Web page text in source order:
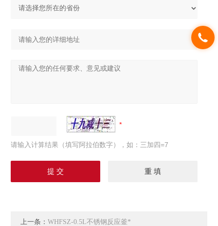
请输入计算结果（填写阿拉伯数字），如：三加四=7
上一条：WHFSZ-0.5L不锈钢反应釜*